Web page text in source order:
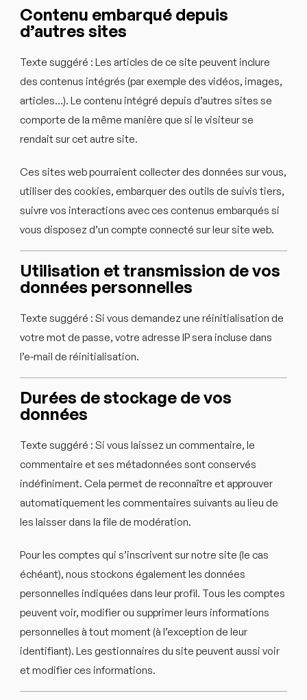
Contenu embarqué depuis
d’autres sites
Texte suggéré : Les articles de ce site peuvent inclure
des contenus intégrés (par exemple des vidéos, images,
articles…). Le contenu intégré depuis d’autres sites se
comporte de la même manière que si le visiteur se
rendait sur cet autre site.
Ces sites web pourraient collecter des données sur vous,
utiliser des cookies, embarquer des outils de suivis tiers,
suivre vos interactions avec ces contenus embarqués si
vous disposez d’un compte connecté sur leur site web.
Utilisation et transmission de vos
données personnelles
Texte suggéré : Si vous demandez une réinitialisation de
votre mot de passe, votre adresse IP sera incluse dans
l’e-mail de réinitialisation.
Durées de stockage de vos
données
Texte suggéré : Si vous laissez un commentaire, le
commentaire et ses métadonnées sont conservés
indéfiniment. Cela permet de reconnaître et approuver
automatiquement les commentaires suivants au lieu de
les laisser dans la file de modération.
Pour les comptes qui s’inscrivent sur notre site (le cas
échéant), nous stockons également les données
personnelles indiquées dans leur profil. Tous les comptes
peuvent voir, modifier ou supprimer leurs informations
personnelles à tout moment (à l’exception de leur
identifiant). Les gestionnaires du site peuvent aussi voir
et modifier ces informations.